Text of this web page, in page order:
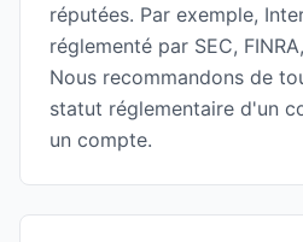
réputées. Par exemple,
réglementé par SEC,
Nous recommandons de
statut réglementaire d'un
un compte.